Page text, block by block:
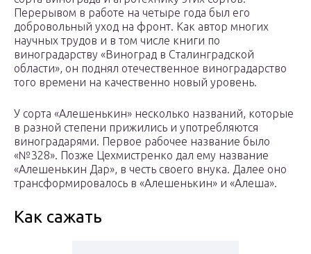
Перерывом в работе на четыре года был его
добровольный уход на фронт. Как автор многих
научных трудов и в том числе книги по
виноградарству «Виноград в Сталинградской
области», он поднял отечественное виноградарство
того времени на качественно новый уровень.
У сорта «Алешенькин» несколько названий, которые
в разной степени прижились и употребляются
виноградарями. Первое рабочее название было
«№328». Позже Цехмистренко дал ему название
«Алешенькин Дар», в честь своего внука. Далее оно
трансформировалось в «Алешенькин» и «Алеша».
Как сажать